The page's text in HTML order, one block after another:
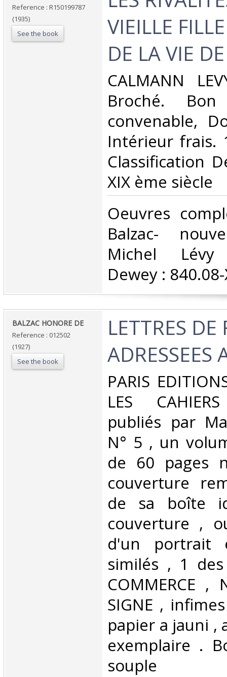
Reference : R150199787
(1935)
See the book
VIEILLE
DE LA VIE
‎CALMANN
Broché.
convenable,
Intérieur frais.
Classification
XIX ème siècle‎
‎Oeuvres
Balzac-
Michel Lévy
Dewey :
‎BALZAC HONORE DE‎
Reference : 012502
(1927)
See the book
‎LETTRES DE
ADRESSEES
‎PARIS
LES
publiés par
N° 5 , un
de 60 pages
couverture
de sa boîte
couverture ,
d'un
similés , 1
COMMERCE ,
SIGNE ,
papier a jauni
exemplaire .
souple ‎